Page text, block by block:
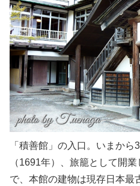
「積善館」の入口。いまか
（1691年）、旅籠として開
で、本館の建物は現存日本最